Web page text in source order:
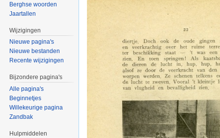
Berghse woorden
Jaartallen
Wijzigingen
Nieuwe pagina's
Nieuwe bestanden
Recente wijzigingen
Bijzondere pagina's
Alle pagina's
Beginnetjes
Willekeurige pagina
Zandbak
Hulpmiddelen